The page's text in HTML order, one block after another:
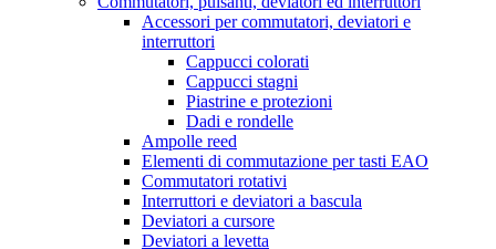
Accessori per commutatori, deviatori e
interruttori
Cappucci colorati
Cappucci stagni
Piastrine e protezioni
Dadi e rondelle
Ampolle reed
Elementi di commutazione per tasti EAO
Commutatori rotativi
Interruttori e deviatori a bascula
Deviatori a cursore
Deviatori a levetta